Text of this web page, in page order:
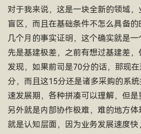
对于我来说，这是一块全新的领域
盲区，而且在基础条件不怎么具备
几个月的事实证明，这个确实就是
先是基建极差，之前有想过基建差
发现，如果前司是70分的话，那现
分，而且这15分还是诸多采购的系
速发展期，各种拼凑可以理解，但
另外就是内部协作极难，难的地方体
就是认知层面，因为业务发展速度快